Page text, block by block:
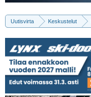
Uutisvirta Keskustelut